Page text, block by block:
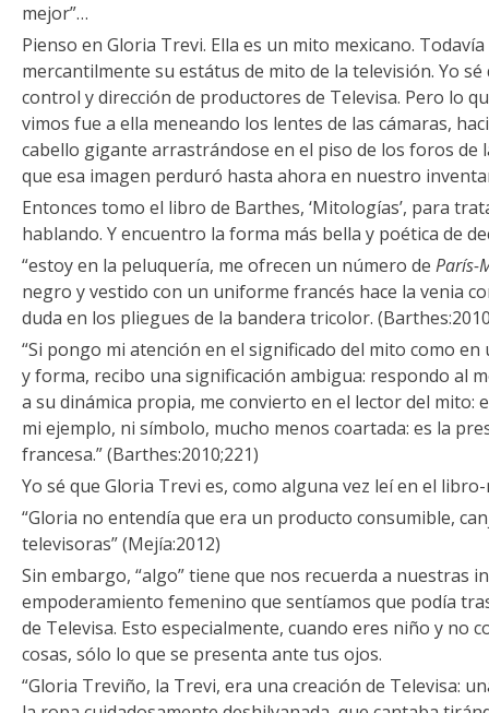
mejor”…
Pienso en Gloria Trevi. Ella es un mito mexicano.
mercantilmente su estátus de mito de la televisión. Yo
control y dirección de productores de Televisa. Pero lo
vimos fue a ella meneando los lentes de las cámaras,
cabello gigante arrastrándose en el piso de los foros de
que esa imagen perduró hasta ahora en nuestro
Entonces tomo el libro de Barthes, ‘Mitologías’, para
hablando. Y encuentro la forma más bella y poética de
“estoy en la peluquería, me ofrecen un número de París-
negro y vestido con un uniforme francés hace la venia
duda en los pliegues de la bandera tricolor.
“Si pongo mi atención en el significado del mito como
y forma, recibo una significación ambigua: respondo al
a su dinámica propia, me convierto en el lector del mito:
mi ejemplo, ni símbolo, mucho menos coartada: es la
francesa.” (Barthes:2010;221)
Yo sé que Gloria Trevi es, como alguna vez leí en el libro-
“Gloria no entendía que era un producto consumible,
televisoras” (Mejía:2012)
Sin embargo, “algo” tiene que nos recuerda a nuestras
empoderamiento femenino que sentíamos que podía
de Televisa. Esto especialmente, cuando eres niño y no
cosas, sólo lo que se presenta ante tus ojos.
“Gloria Treviño, la Trevi, era una creación de Televisa: